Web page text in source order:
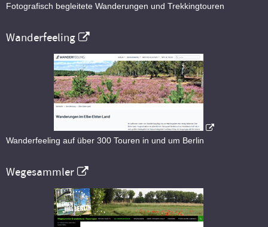
Fotografisch begleitete Wanderungen und Trekkingtouren
Wanderfeeling
Wanderfeeling auf über 300 Touren in und um Berlin
Wegesammler